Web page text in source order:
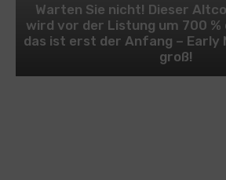
Warten Sie nicht! Dieser
wird vor der Listung um 700 %
das ist erst der Anfang – Early
groß!